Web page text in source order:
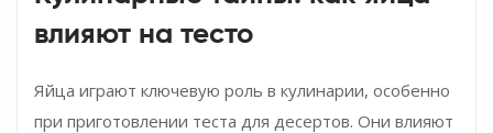
влияют на тесто
Яйца играют ключевую роль в кулинарии, особенно
при приготовлении теста для десертов. Они влияют